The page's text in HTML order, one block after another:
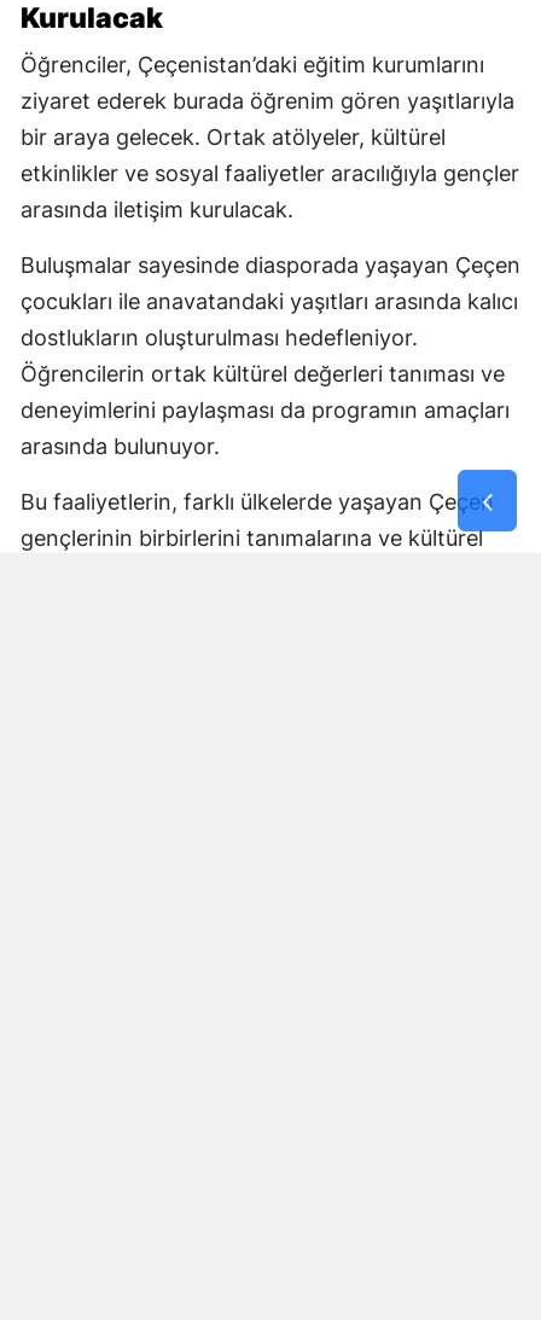
Kurulacak
Öğrenciler, Çeçenistan’daki eğitim kurumlarını
ziyaret ederek burada öğrenim gören yaşıtlarıyla
bir araya gelecek. Ortak atölyeler, kültürel
etkinlikler ve sosyal faaliyetler aracılığıyla gençler
arasında iletişim kurulacak.
Buluşmalar sayesinde diasporada yaşayan Çeçen
çocukları ile anavatandaki yaşıtları arasında kalıcı
dostlukların oluşturulması hedefleniyor.
Öğrencilerin ortak kültürel değerleri tanıması ve
deneyimlerini paylaşması da programın amaçları
arasında bulunuyor.
Bu faaliyetlerin, farklı ülkelerde yaşayan Çeçen
gençlerinin birbirlerini tanımalarına ve kültürel